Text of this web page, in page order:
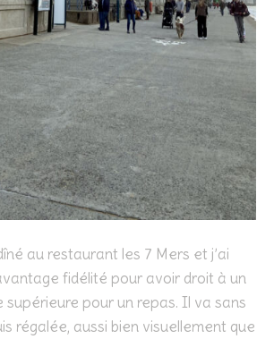
au restaurant les 7 Mers et j’ai
fidélité pour avoir droit à un
supérieure pour un repas. Il va sans
régalée, aussi bien visuellement que